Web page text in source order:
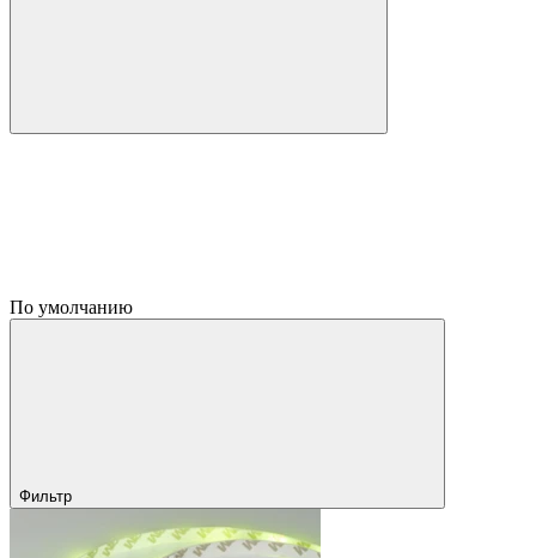
По умолчанию
Фильтр